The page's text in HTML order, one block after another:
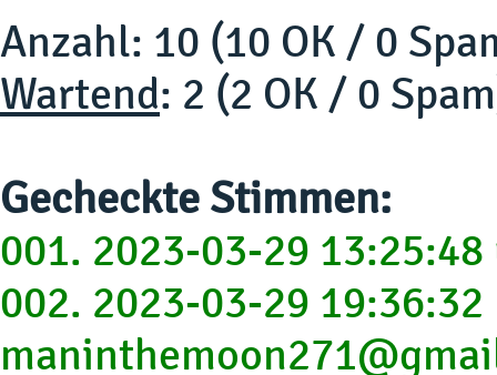
Anzahl: 10 (10 OK / 0
Wartend: 2 (2 OK / 0
Gecheckte Stimmen:
001. 2023-03-29
002. 2023-03-29 19:36:32